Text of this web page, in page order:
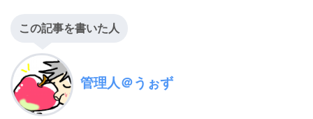
この記事を書いた人
管理人＠うぉず